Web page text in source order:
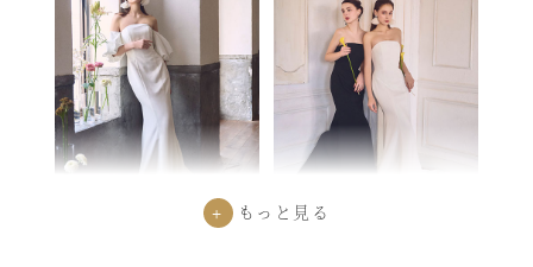
+ もっと見る